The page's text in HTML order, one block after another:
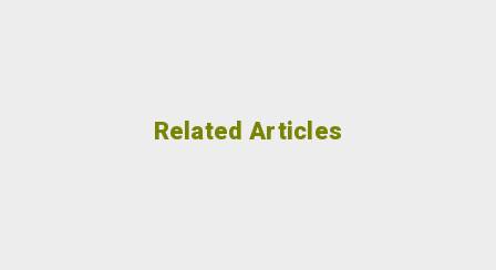
Related Articles